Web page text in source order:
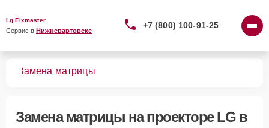
Lg Fixmaster
Сервис в Нижневартовске
+7 (800) 100-91-25
Замена матрицы
Замена матрицы на проекторе LG в